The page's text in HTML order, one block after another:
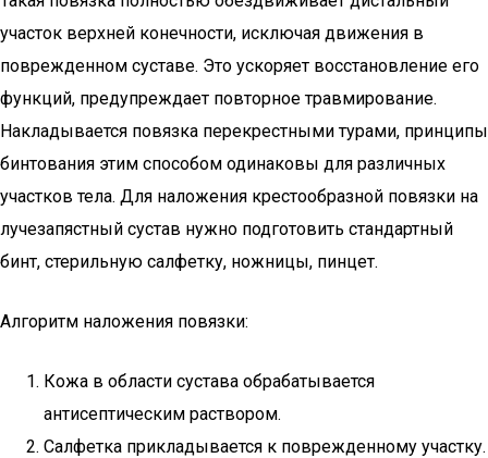
участок верхней конечности, исключая движения в
поврежденном суставе. Это ускоряет восстановление его
функций, предупреждает повторное травмирование.
Накладывается повязка перекрестными турами, принципы
бинтования этим способом одинаковы для различных
участков тела. Для наложения крестообразной повязки на
лучезапястный сустав нужно подготовить стандартный
бинт, стерильную салфетку, ножницы, пинцет.
Алгоритм наложения повязки:
Кожа в области сустава обрабатывается
антисептическим раствором.
Салфетка прикладывается к поврежденному участку.